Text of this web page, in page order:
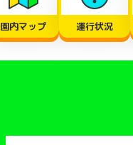
園内マップ 運行状況